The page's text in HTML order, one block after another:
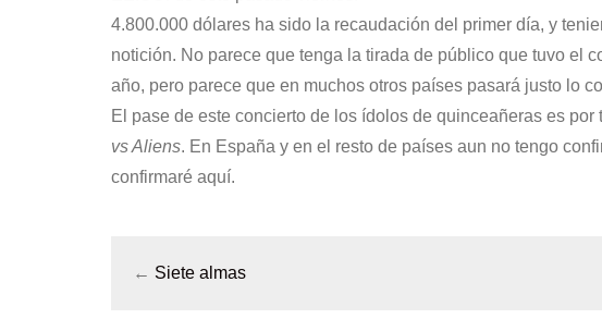
4.800.000 dólares ha sido la recaudación del primer día, y
notición. No parece que tenga la tirada de público que tuvo el
año, pero parece que en muchos otros países pasará justo lo
El pase de este concierto de los ídolos de quinceañeras es
vs Aliens. En España y en el resto de países aun no tengo
confirmaré aquí.
← Siete almas